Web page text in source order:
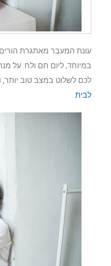
עונת המעבר מאתגרת הורים
במיוחד, ליום חם ולח. על
לכם לשלוט במצב טוב יותר,
לבית.